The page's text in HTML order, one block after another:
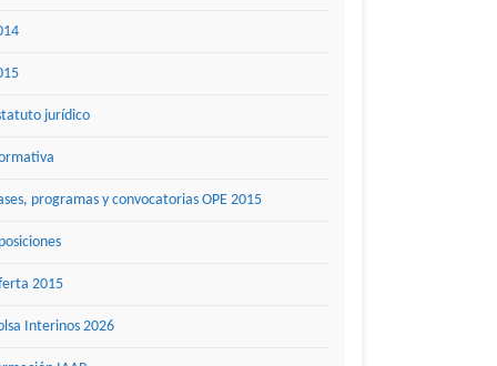
jurídico
programas y convocatorias OPE 2015
2015
Interinos 2026